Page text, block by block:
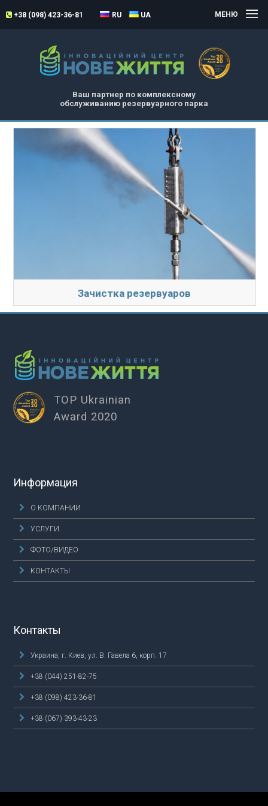
Ваш партнер по комплексному
обслуживанию резервуарного парка
МЕНЮ
+38 (098) 423-36-81 RU UA
Зачистка резервуаров
TOP Ukrainian
Award 2020
Информация
О КОМПАНИИ
УСЛУГИ
ФОТО/ВИДЕО
КОНТАКТЫ
Контакты
Украина, г. Киев, ул. В. Гавела 6, корп. 17
+38 (044) 251-82-75
+38 (098) 423-36-81
+38 (067) 393-43-23